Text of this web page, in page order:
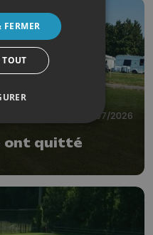
20/07/2026
ont quitté
FERMER
TOUT